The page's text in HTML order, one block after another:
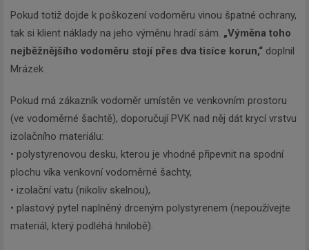
Pokud totiž dojde k poškození vodoměru vinou špatné ochrany,
tak si klient náklady na jeho výměnu hradí sám. „Výměna toho
nejběžnějšího vodoměru stojí přes dva tisíce korun,“ doplnil
Mrázek
Pokud má zákazník vodoměr umístěn ve venkovním prostoru
(ve vodoměrné šachtě), doporučují PVK nad něj dát krycí vrstvu
izolačního materiálu:
• polystyrenovou desku, kterou je vhodné připevnit na spodní
plochu víka venkovní vodoměrné šachty,
• izolační vatu (nikoliv skelnou),
• plastový pytel naplněný drceným polystyrenem (nepoužívejte
materiál, který podléhá hnilobě).